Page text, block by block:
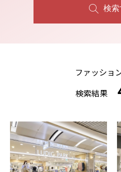
検索
ファッショ
検索結果